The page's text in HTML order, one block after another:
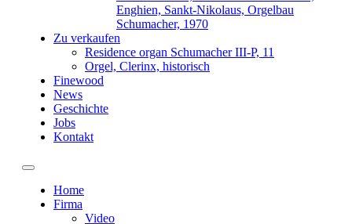
Enghien, Sankt-Nikolaus, Orgelbau
Schumacher, 1970
Zu verkaufen
Residence organ Schumacher III-P, 11
Orgel, Clerinx, historisch
Finewood
News
Geschichte
Jobs
Kontakt
Toggle navigation
Home
Firma
Video